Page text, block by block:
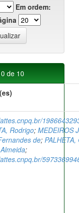
Em ordem:
de 10
Rodrigo; MEDEIROS
de;
;